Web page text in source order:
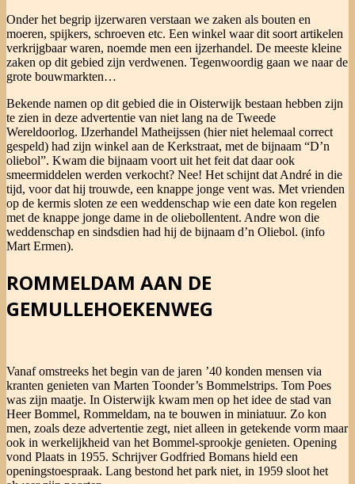
Onder het begrip ijzerwaren verstaan we zaken als bouten en
moeren, spijkers, schroeven etc. Een winkel waar dit soort artikelen
verkrijgbaar waren, noemde men een ijzerhandel. De meeste kleine
zaken op dit gebied zijn verdwenen. Tegenwoordig gaan we naar de
grote bouwmarkten…
Bekende namen op dit gebied die in Oisterwijk bestaan hebben zijn
te zien in deze advertentie van niet lang na de Tweede
Wereldoorlog. IJzerhandel Matheijssen (hier niet helemaal correct
gespeld) had zijn winkel aan de Kerkstraat, met de bijnaam “D’n
oliebol”. Kwam die bijnaam voort uit het feit dat daar ook
smeermiddelen werden verkocht? Nee! Het schijnt dat André in die
tijd, voor dat hij trouwde, een knappe jonge vent was. Met vrienden
op de kermis sloten ze een weddenschap wie een date kon regelen
met de knappe jonge dame in de oliebollentent. Andre won die
weddenschap en sindsdien had hij de bijnaam d’n Oliebol. (info
Mart Ermen).
ROMMELDAM AAN DE
GEMULLEHOEKENWEG
Vanaf omstreeks het begin van de jaren ’40 konden mensen via
kranten genieten van Marten Toonder’s Bommelstrips. Tom Poes
was zijn maatje. In Oisterwijk kwam men op het idee de stad van
Heer Bommel, Rommeldam, na te bouwen in miniatuur. Zo kon
men, zoals deze advertentie zegt, niet alleen in getekende vorm maar
ook in werkelijkheid van het Bommel-sprookje genieten. Opening
vond Plaats in 1955. Schrijver Godfried Bomans hield een
openingstoespraak. Lang bestond het park niet, in 1959 sloot het